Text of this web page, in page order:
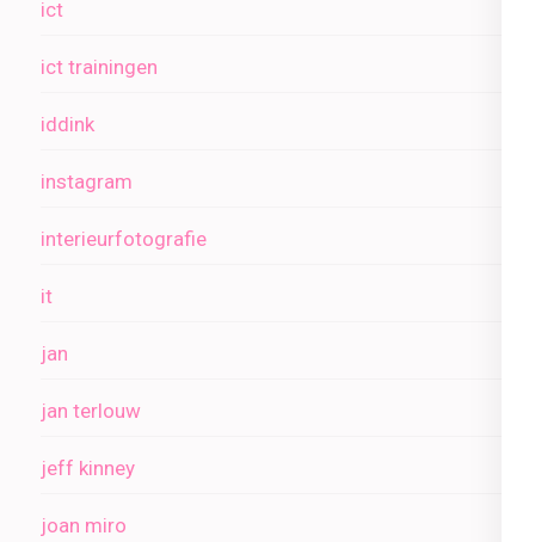
ict
ict trainingen
iddink
instagram
interieurfotografie
it
jan
jan terlouw
jeff kinney
joan miro